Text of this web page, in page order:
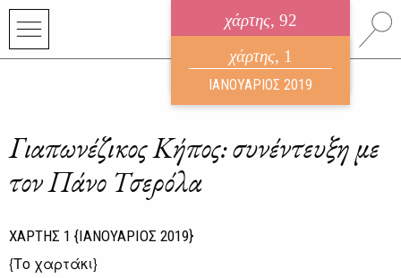
χάρτης, 92
ηλεκτρονικό περιοδικό
ΑΥΓΟΥΣΤΟΣ 2026
χάρτης, 1
ΙΑΝΟΥΑΡΙΟΣ 2019
Γιαπωνέζικος Κήπος: συνέντευξη με
τον Πάνο Τσερόλα
ΧΑΡΤΗΣ 1 {ΙΑΝΟΥΑΡΙΟΣ 2019}
{Το χαρτάκι}